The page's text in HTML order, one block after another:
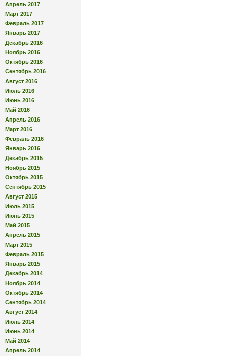
Апрель 2017
Март 2017
Февраль 2017
Январь 2017
Декабрь 2016
Ноябрь 2016
Октябрь 2016
Сентябрь 2016
Август 2016
Июль 2016
Июнь 2016
Май 2016
Апрель 2016
Март 2016
Февраль 2016
Январь 2016
Декабрь 2015
Ноябрь 2015
Октябрь 2015
Сентябрь 2015
Август 2015
Июль 2015
Июнь 2015
Май 2015
Апрель 2015
Март 2015
Февраль 2015
Январь 2015
Декабрь 2014
Ноябрь 2014
Октябрь 2014
Сентябрь 2014
Август 2014
Июль 2014
Июнь 2014
Май 2014
Апрель 2014